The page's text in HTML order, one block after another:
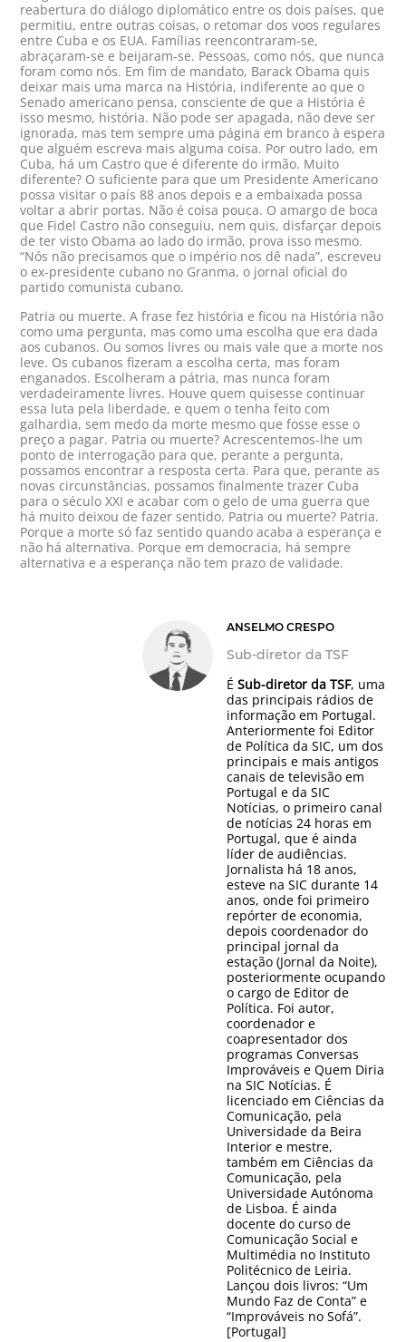
reabertura do diálogo diplomático entre os dois países, que
permitiu, entre outras coisas, o retomar dos voos regulares
entre Cuba e os EUA. Famílias reencontraram-se,
abraçaram-se e beijaram-se. Pessoas, como nós, que nunca
foram como nós. Em fim de mandato, Barack Obama quis
deixar mais uma marca na História, indiferente ao que o
Senado americano pensa, consciente de que a História é
isso mesmo, história. Não pode ser apagada, não deve ser
ignorada, mas tem sempre uma página em branco à espera
que alguém escreva mais alguma coisa. Por outro lado, em
Cuba, há um Castro que é diferente do irmão. Muito
diferente? O suficiente para que um Presidente Americano
possa visitar o país 88 anos depois e a embaixada possa
voltar a abrir portas. Não é coisa pouca. O amargo de boca
que Fidel Castro não conseguiu, nem quis, disfarçar depois
de ter visto Obama ao lado do irmão, prova isso mesmo.
“Nós não precisamos que o império nos dê nada”, escreveu
o ex-presidente cubano no Granma, o jornal oficial do
partido comunista cubano.
Patria ou muerte. A frase fez história e ficou na História não
como uma pergunta, mas como uma escolha que era dada
aos cubanos. Ou somos livres ou mais vale que a morte nos
leve. Os cubanos fizeram a escolha certa, mas foram
enganados. Escolheram a pátria, mas nunca foram
verdadeiramente livres. Houve quem quisesse continuar
essa luta pela liberdade, e quem o tenha feito com
galhardia, sem medo da morte mesmo que fosse esse o
preço a pagar. Patria ou muerte? Acrescentemos-lhe um
ponto de interrogação para que, perante a pergunta,
possamos encontrar a resposta certa. Para que, perante as
novas circunstâncias, possamos finalmente trazer Cuba
para o século XXI e acabar com o gelo de uma guerra que
há muito deixou de fazer sentido. Patria ou muerte? Patria.
Porque a morte só faz sentido quando acaba a esperança e
não há alternativa. Porque em democracia, há sempre
alternativa e a esperança não tem prazo de validade.
ANSELMO CRESPO
Sub-diretor da TSF
É Sub-diretor da TSF, uma
das principais rádios de
informação em Portugal.
Anteriormente foi Editor
de Política da SIC, um dos
principais e mais antigos
canais de televisão em
Portugal e da SIC
Notícias, o primeiro canal
de notícias 24 horas em
Portugal, que é ainda
líder de audiências.
Jornalista há 18 anos,
esteve na SIC durante 14
anos, onde foi primeiro
repórter de economia,
depois coordenador do
principal jornal da
estação (Jornal da Noite),
posteriormente ocupando
o cargo de Editor de
Política. Foi autor,
coordenador e
coapresentador dos
programas Conversas
Improváveis e Quem Diria
na SIC Notícias. É
licenciado em Ciências da
Comunicação, pela
Universidade da Beira
Interior e mestre,
também em Ciências da
Comunicação, pela
Universidade Autónoma
de Lisboa. É ainda
docente do curso de
Comunicação Social e
Multimédia no Instituto
Politécnico de Leiria.
Lançou dois livros: “Um
Mundo Faz de Conta” e
“Improváveis no Sofá”.
[Portugal]